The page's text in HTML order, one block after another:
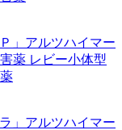
」 アルツハイマー
薬 レビー小体型
」 アルツハイマー